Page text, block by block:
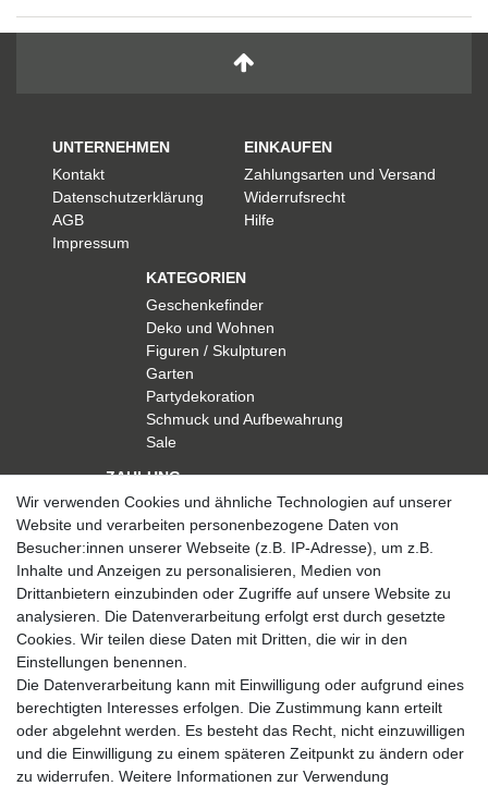
UNTERNEHMEN
Kontakt
Datenschutzerklärung
AGB
Impressum
EINKAUFEN
Zahlungsarten und Versand
Widerrufsrecht
Hilfe
KATEGORIEN
Geschenkefinder
Deko und Wohnen
Figuren / Skulpturen
Garten
Partydekoration
Schmuck und Aufbewahrung
Sale
ZAHLUNG
VERSAND
SICHER EINKAUFEN
Sicher einkaufen mit
durchgehender SSL-Verschlüsselung
Wir verwenden Cookies und ähnliche Technologien auf unserer
Website und verarbeiten personenbezogene Daten von
Besucher:innen unserer Webseite (z.B. IP-Adresse), um z.B.
Inhalte und Anzeigen zu personalisieren, Medien von
Drittanbietern einzubinden oder Zugriffe auf unsere Website zu
analysieren. Die Datenverarbeitung erfolgt erst durch gesetzte
Cookies. Wir teilen diese Daten mit Dritten, die wir in den
Einstellungen benennen.
Die Datenverarbeitung kann mit Einwilligung oder aufgrund eines
berechtigten Interesses erfolgen. Die Zustimmung kann erteilt
oder abgelehnt werden. Es besteht das Recht, nicht einzuwilligen
und die Einwilligung zu einem späteren Zeitpunkt zu ändern oder
zu widerrufen. Weitere Informationen zur Verwendung